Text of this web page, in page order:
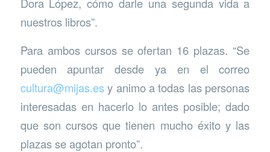
Dora López, cómo darle una segunda vida a
nuestros libros”.
Para ambos cursos se ofertan 16 plazas. “Se
pueden apuntar desde ya en el correo
cultura@mijas.esy animo a todas las personas
interesadas en hacerlo lo antes posible; dado
que son cursos que tienen mucho éxito y las
plazas se agotan pronto”.